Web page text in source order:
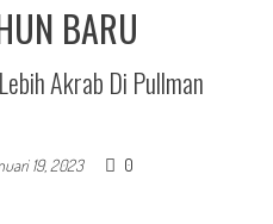
BARU
Akrab Di Pullman
19, 2023 0